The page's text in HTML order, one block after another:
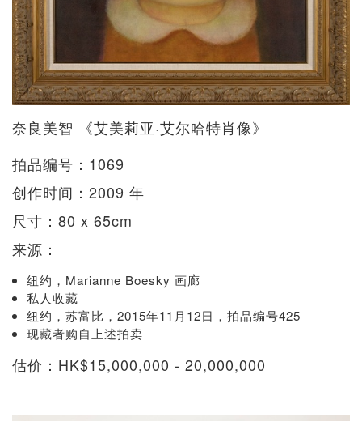
奈良美智 《艾美莉亚·艾尔哈特肖像》
拍品编号：1069
创作时间：2009 年
尺寸：80 x 65cm
来源：
纽约，Marianne Boesky 画廊
私人收藏
纽约，苏富比，2015年11月12日，拍品编号425
现藏者购自上述拍卖
估价：HK$15,000,000 - 20,000,000